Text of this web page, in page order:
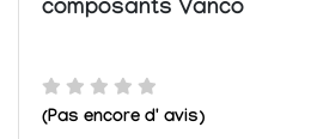
composants Vanco
(Pas encore d' avis)